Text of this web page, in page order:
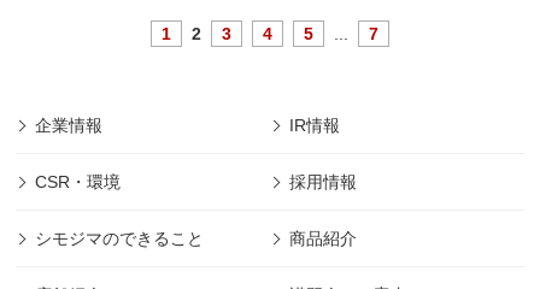
1 2 3 4 5 7
企業情報 IR情報
CSR・環境 採用情報
シモジマのできること 商品紹介